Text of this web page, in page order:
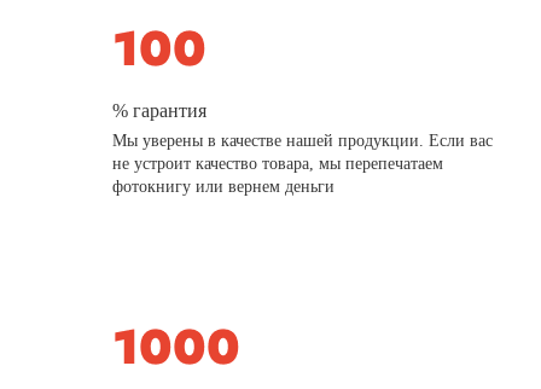
% гарантия
Мы уверены в качестве нашей продукции. Если вас
не устроит качество товара, мы перепечатаем
фотокнигу или вернем деньги